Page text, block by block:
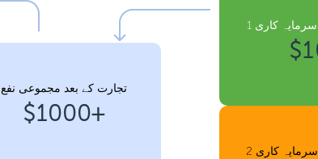
کاری 1
کاری 2
تجارت کے بعد مجموعی نفع
+$1000